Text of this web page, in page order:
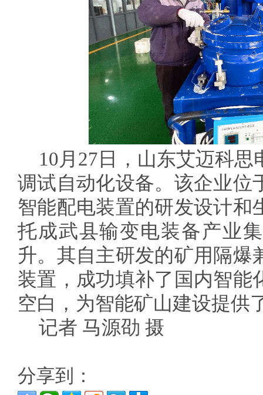
10月27日，山东艾迈科
调试自动化设备。该企业位
智能配电装置的研发设计和
托成武县输变电装备产业
升。其自主研发的矿用隔爆
装置，成功填补了国内智能
空白，为智能矿山建设提供
记者 马源劭 摄
分享到：